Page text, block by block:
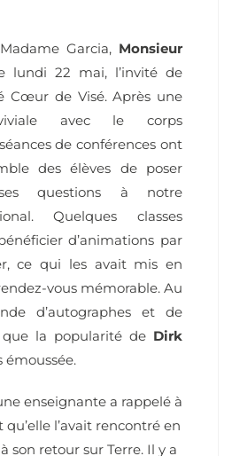
Garcia, Monsieur
lundi 22 mai, l’invité de
Cœur de Visé. Après une
avec le corps
de conférences ont
des élèves de poser
questions à notre
Quelques classes
d’animations par
ce qui les avait mis en
vous mémorable. Au
d’autographes et de
la popularité de Dirk
émoussée.
enseignante a rappelé à
l’avait rencontré en
son retour sur Terre. Il y a